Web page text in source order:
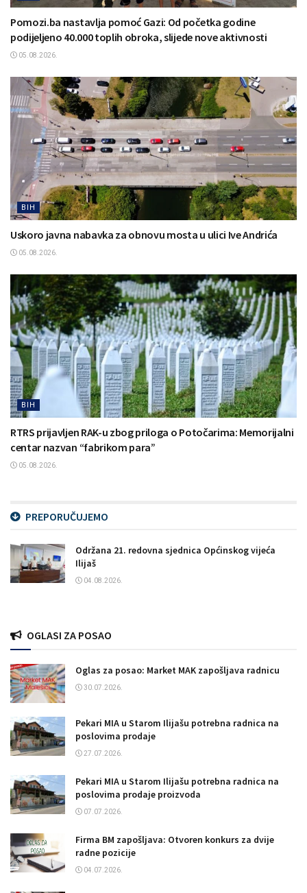
Pomozi.ba nastavlja pomoć Gazi: Od početka godine
podijeljeno 40.000 toplih obroka, slijede nove aktivnosti
05.08.2026.
BIH
Uskoro javna nabavka za obnovu mosta u ulici Ive Andrića
05.08.2026.
BIH
RTRS prijavljen RAK-u zbog priloga o Potočarima: Memorijalni
centar nazvan “fabrikom para”
05.08.2026.
PREPORUČUJEMO
Održana 21. redovna sjednica Općinskog vijeća
Ilijaš
04.08.2026.
OGLASI ZA POSAO
Oglas za posao: Market MAK zapošljava radnicu
30.07.2026.
Pekari MIA u Starom Ilijašu potrebna radnica na
poslovima prodaje
27.07.2026.
Pekari MIA u Starom Ilijašu potrebna radnica na
poslovima prodaje proizvoda
07.07.2026.
Firma BM zapošljava: Otvoren konkurs za dvije
radne pozicije
04.07.2026.